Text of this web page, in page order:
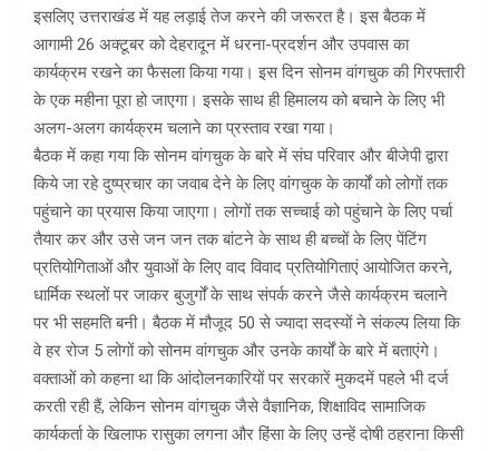
इसलिए उत्तराखंड में यह लड़ाई तेज करने की जरूरत है। इस बैठक में
आगामी 26 अक्टूबर को देहरादून में धरना-प्रदर्शन और उपवास का
कार्यक्रम रखने का फैसला किया गया। इस दिन सोनम वांगचुक की गिरफ्तारी
के एक महीना पूरा हो जाएगा। इसके साथ ही हिमालय को बचाने के लिए भी
अलग-अलग कार्यक्रम चलाने का प्रस्ताव रखा गया।
बैठक में कहा गया कि सोनम वांगचुक के बारे में संघ परिवार और बीजेपी द्वारा
किये जा रहे दुष्प्रचार का जवाब देने के लिए वांगचुक के कार्यों को लोगों तक
पहुंचाने का प्रयास किया जाएगा। लोगों तक सच्चाई को पहुंचाने के लिए पर्चा
तैयार कर और उसे जन जन तक बांटने के साथ ही बच्चों के लिए पेंटिंग
प्रतियोगिताओं और युवाओं के लिए वाद विवाद प्रतियोगिताएं आयोजित करने,
धार्मिक स्थलों पर जाकर बुजुर्गों के साथ संपर्क करने जैसे कार्यक्रम चलाने
पर भी सहमति बनी। बैठक में मौजूद 50 से ज्यादा सदस्यों ने संकल्प लिया कि
वे हर रोज 5 लोगों को सोनम वांगचुक और उनके कार्यों के बारे में बताएंगे।
वक्ताओं को कहना था कि आंदोलनकारियों पर सरकारें मुकदमें पहले भी दर्ज
करती रही हैं, लेकिन सोनम वांगचुक जैसे वैज्ञानिक, शिक्षाविद सामाजिक
कार्यकर्ता के खिलाफ रासुका लगना और हिंसा के लिए उन्हें दोषी ठहराना किसी